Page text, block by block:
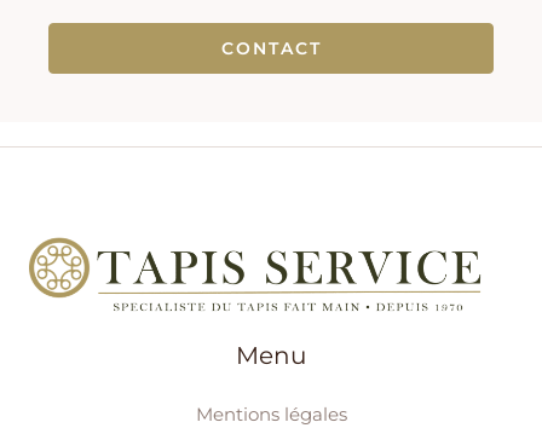
CONTACT
Menu
Mentions légales